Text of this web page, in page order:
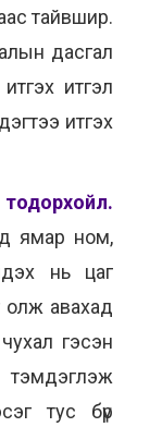
тайвшир.
дасгал
итгэл
итгэх
ямар ном,
нь цаг
олж авахад
гэсэн
тус бүр